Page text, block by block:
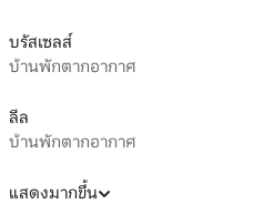
บรัสเซลส์
บ้านพักตากอากาศ
ลีล
บ้านพักตากอากาศ
แสดงมากขึ้น